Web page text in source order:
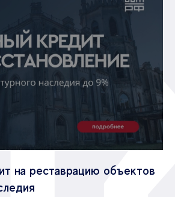
на реставрацию объектов